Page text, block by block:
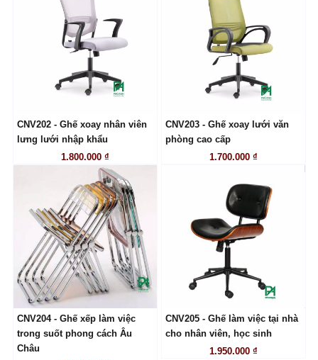
LIÊN HỆ
CNV202 - Ghế xoay nhân viên
lưng lưới nhập khẩu
1.800.000 ₫
LIÊN HỆ
CNV203 - Ghế xoay lưới văn
phòng cao cấp
1.700.000 ₫
LIÊN HỆ
CNV204 - Ghế xếp làm việc
trong suốt phong cách Âu
Châu
LIÊN HỆ
CNV205 - Ghế làm việc tại nhà
cho nhân viên, học sinh
1.950.000 ₫